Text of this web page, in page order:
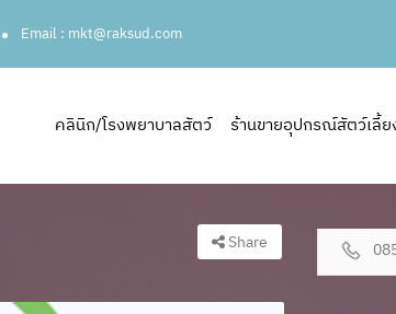
Email : mkt@raksud.com
คลินิก/โรงพยาบาลสัตว์ ร้านขายอุปกรณ์สัตว์เลี้ย
Share